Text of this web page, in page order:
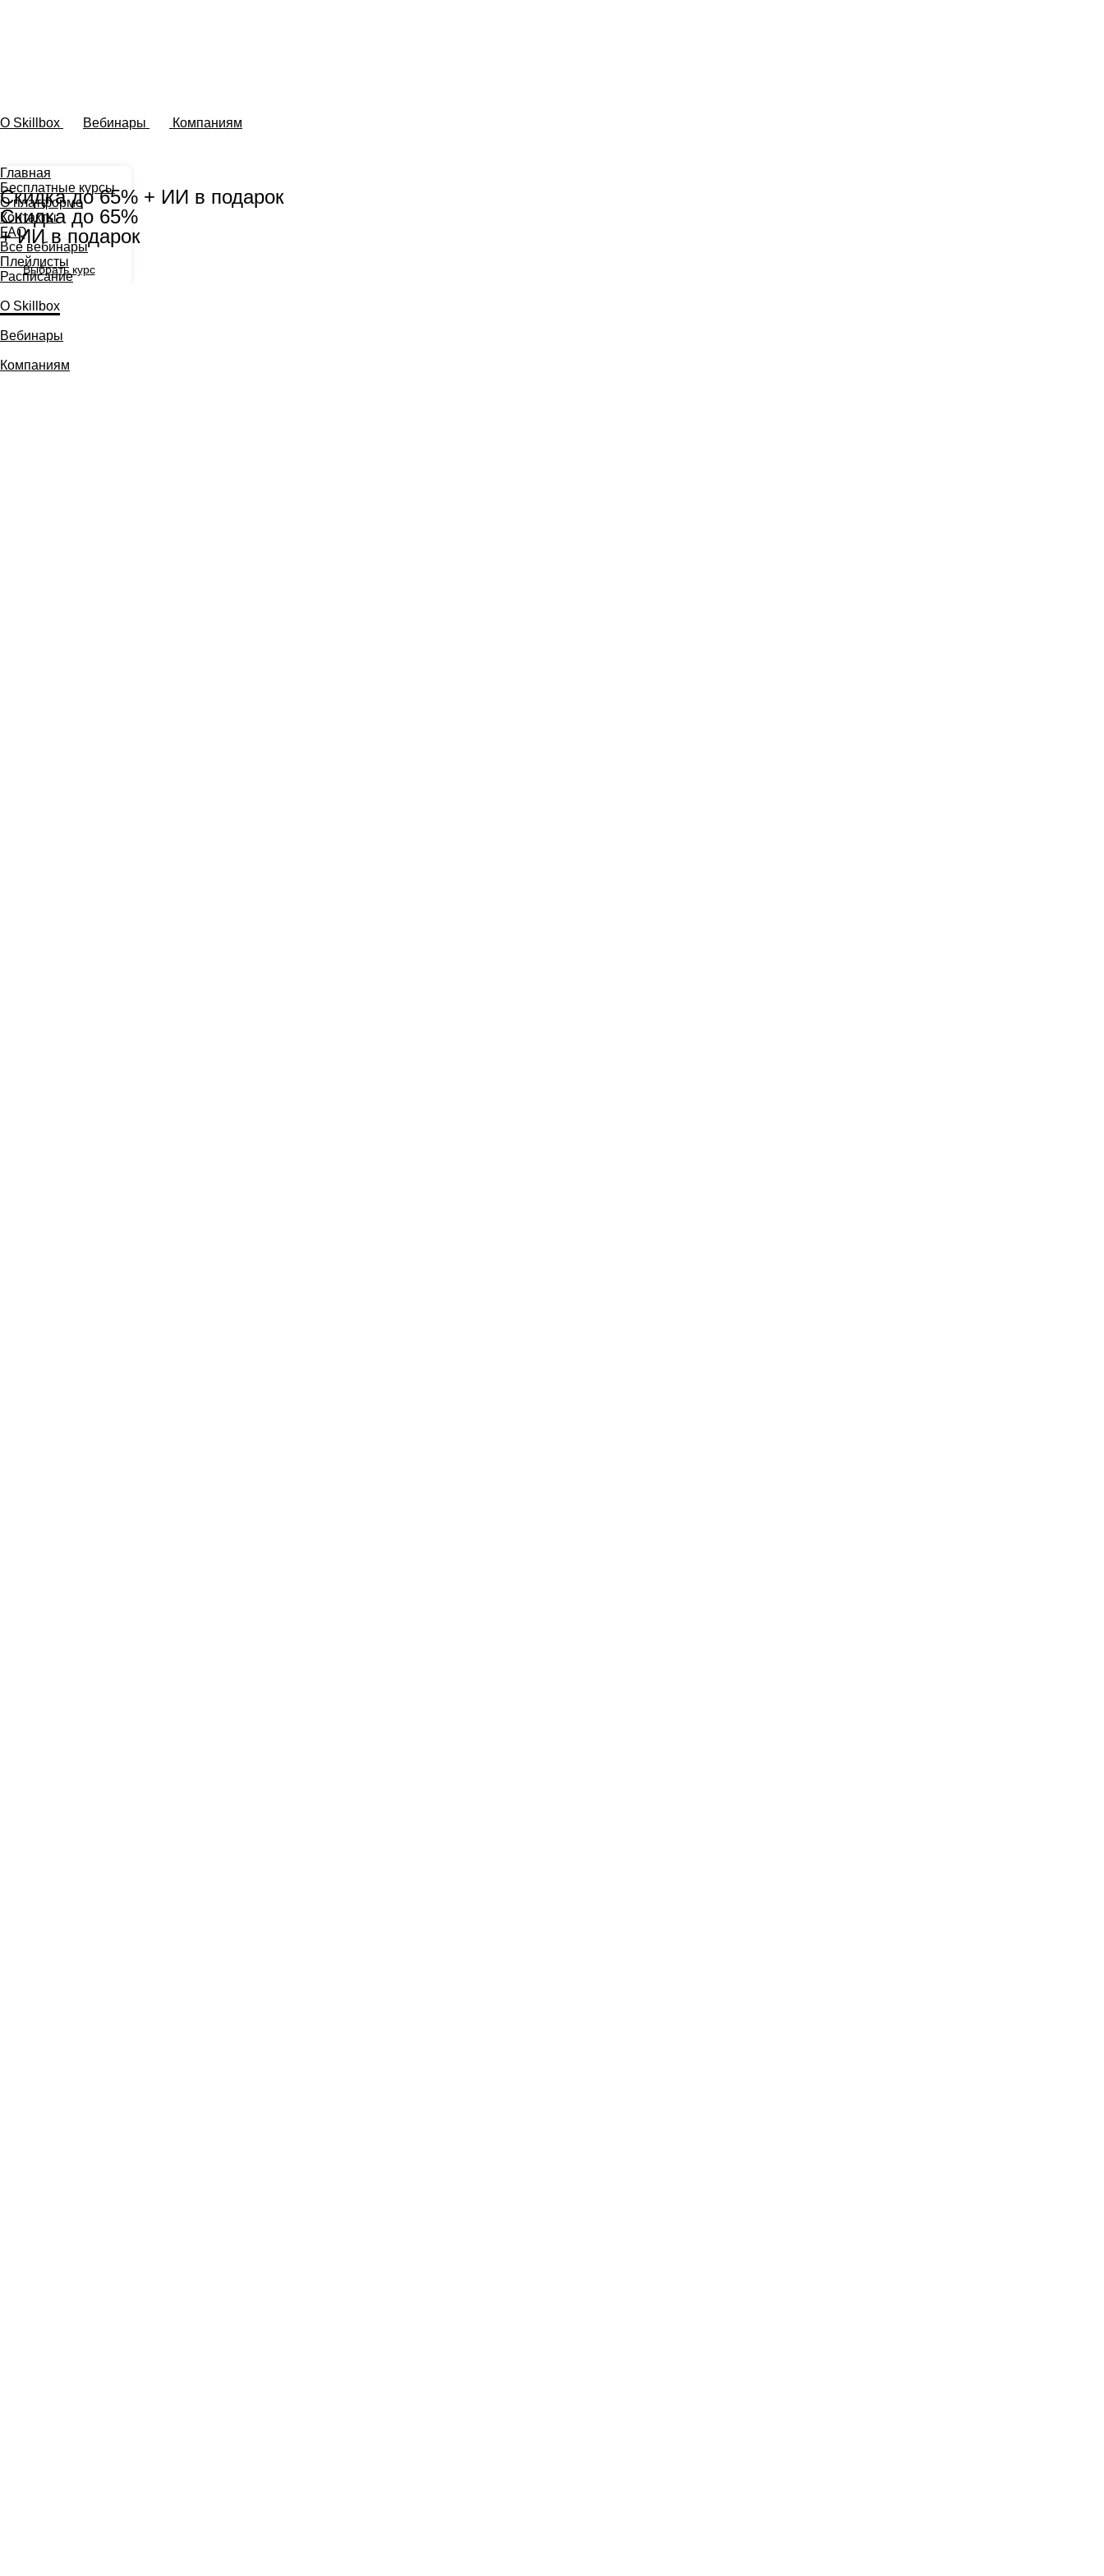
Скидка до 65% + ИИ в подарок
Скидка до 65%
+ ИИ в подарок
Выбрать курс
O Skillbox Вебинары Компаниям
Главная
Бесплатные курсы
О платформе
Контакты
FAQ
Все вебинары
Плейлисты
Расписание
О Skillbox
Вебинары
Компаниям